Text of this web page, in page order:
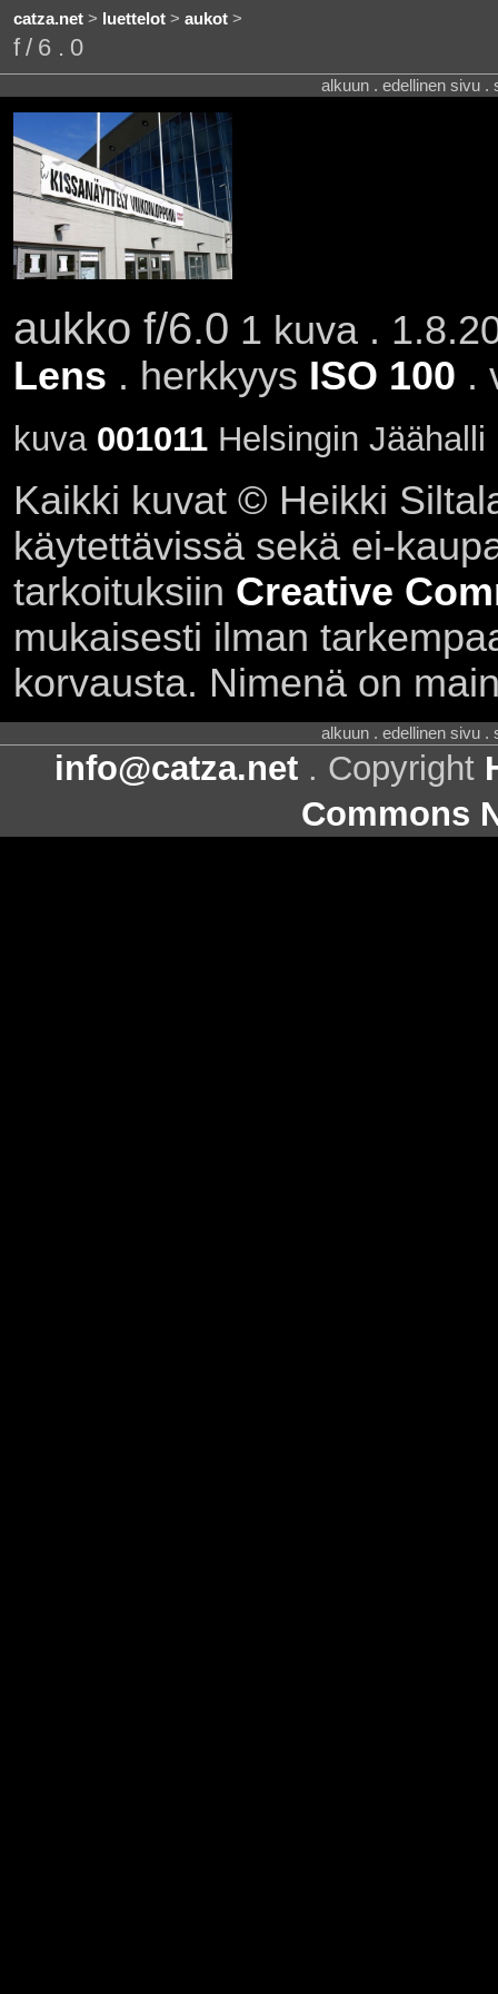
catza.net> luettelot> aukot>
f/6.0
alkuun . edellinen sivu .
aukko f/6.0 1 kuva .
Lens . herkkyys ISO 100 .
kuva 001011Helsingin Jäähalli
Kaikki kuvat © Heikki
käytettävissä sekä ei-
tarkoituksiin Creative
mukaisesti ilman
korvausta. Nimenä on
alkuun . edellinen sivu .
info@catza.net . Copyright
Commons